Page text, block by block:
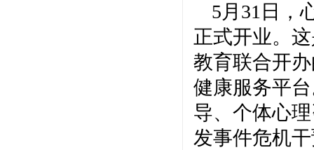
5月31日，
正式开业。
教育联合开
健康服务平
导、个体心
发事件危机